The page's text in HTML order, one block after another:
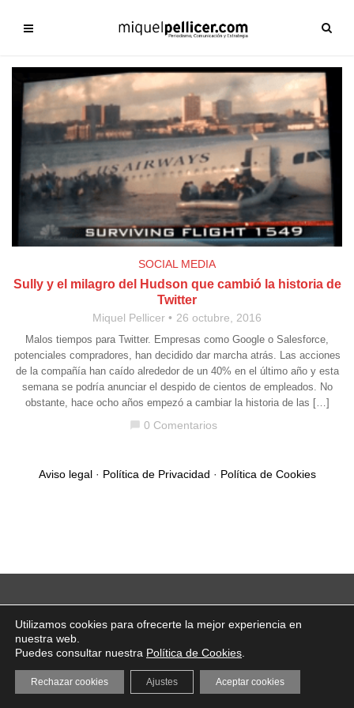
SOCIAL MEDIA
Sully y el milagro del Hudson que cambió la historia de
Twitter
Miquel Pellicer 26 octubre, 2016
Malos tiempos para Twitter. Empresas como Google o Salesforce,
potenciales compradores, han decidido dar marcha atrás. Las acciones
de la compañía han caído alrededor de un 40% en el último año y esta
semana se podría anunciar el despido de cientos de empleados. No
obstante, hace ocho años empezó a cambiar la historia de las […]
chat_bubble 0 Comentarios
Aviso legal· Política de Privacidad · Política de Cookies
Utilizamos cookies para ofrecerte la mejor experiencia en
nuestra web.
Puedes consultar nuestra Política de Cookies
Aceptar cookies
Rechazar cookies Ajustes